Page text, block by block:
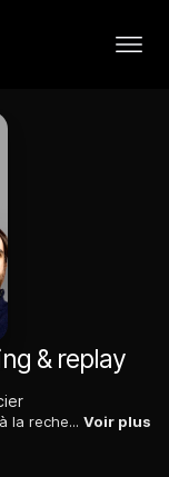
& replay
Un vieil homme et une jeune femme partent à la recherche, qui de son fils, qui de son père, qui ont mystérieusement disparu, alors qu'ils vivaient en couple. Voir plus